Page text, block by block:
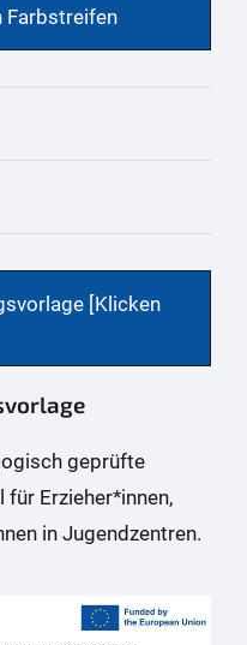
Farbstreifen
[Klicken
geprüfte
für Erzieher*innen,
in Jugendzentren.